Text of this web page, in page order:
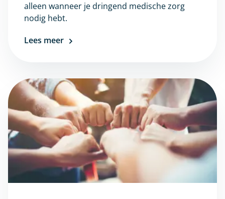
alleen wanneer je dringend medische zorg
nodig hebt.
Lees meer